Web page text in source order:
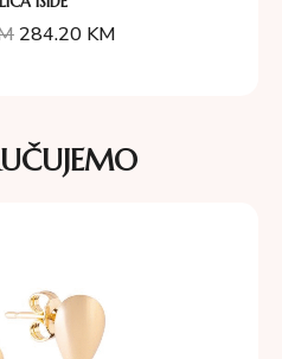
284.20 KM